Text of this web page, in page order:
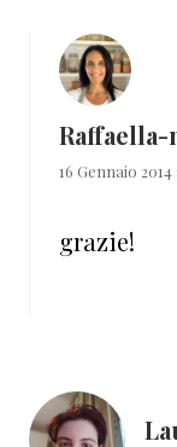
Raffaella-
16 Gennaio 2014
grazie!